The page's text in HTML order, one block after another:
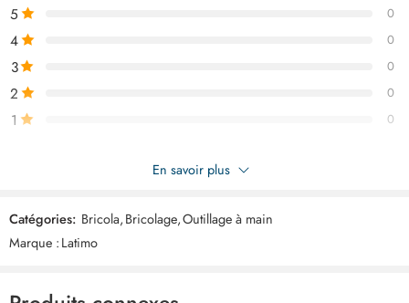
5 0
4 0
3 0
2 0
1 0
Soyez le premier à donner votre avis sur “Outil telescopique
ART02441”
Commentaires
Il n'y a pas encore de critiques.
En savoir plus
Catégories: Bricola,Bricolage,Outillage à main
Marque :Latimo